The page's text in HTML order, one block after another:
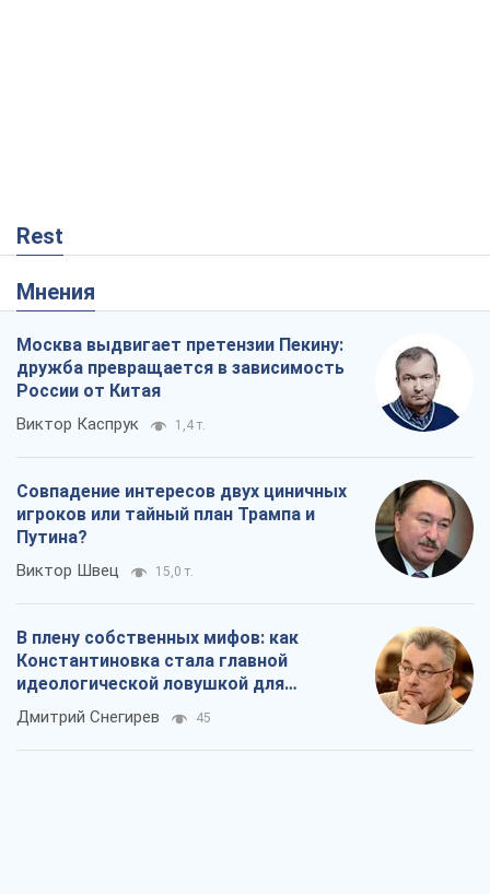
Rest
Мнения
Москва выдвигает претензии Пекину:
дружба превращается в зависимость
России от Китая
Виктор Каспрук 1,4 т.
Совпадение интересов двух циничных
игроков или тайный план Трампа и
Путина?
Виктор Швец 15,0 т.
В плену собственных мифов: как
Константиновка стала главной
идеологической ловушкой для
российских оккупантов
Дмитрий Снегирев 45